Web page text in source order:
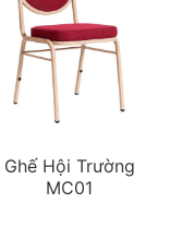
Ghế Hội Trường
MC01